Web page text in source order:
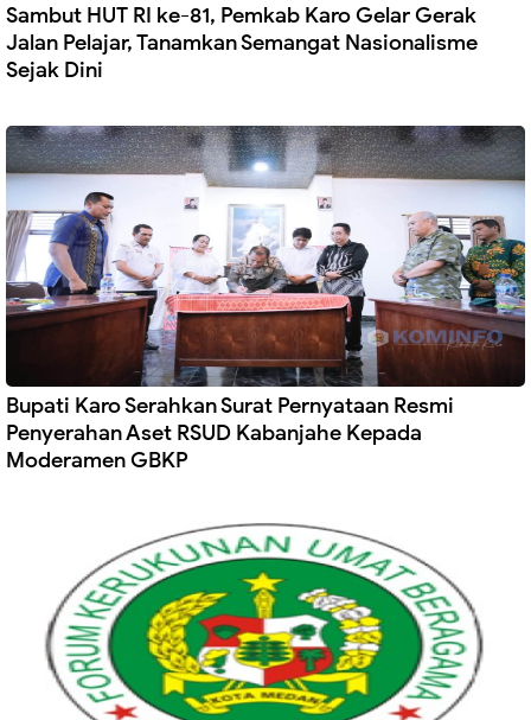
Sambut HUT RI ke-81, Pemkab Karo Gelar Gerak
Jalan Pelajar, Tanamkan Semangat Nasionalisme
Sejak Dini
Bupati Karo Serahkan Surat Pernyataan Resmi
Penyerahan Aset RSUD Kabanjahe Kepada
Moderamen GBKP